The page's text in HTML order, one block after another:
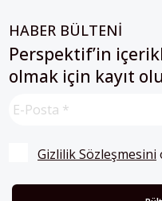
HABER BÜLTENİ
Perspektif’in
olmak için kayıt
Gizlilik Sözleşmesini